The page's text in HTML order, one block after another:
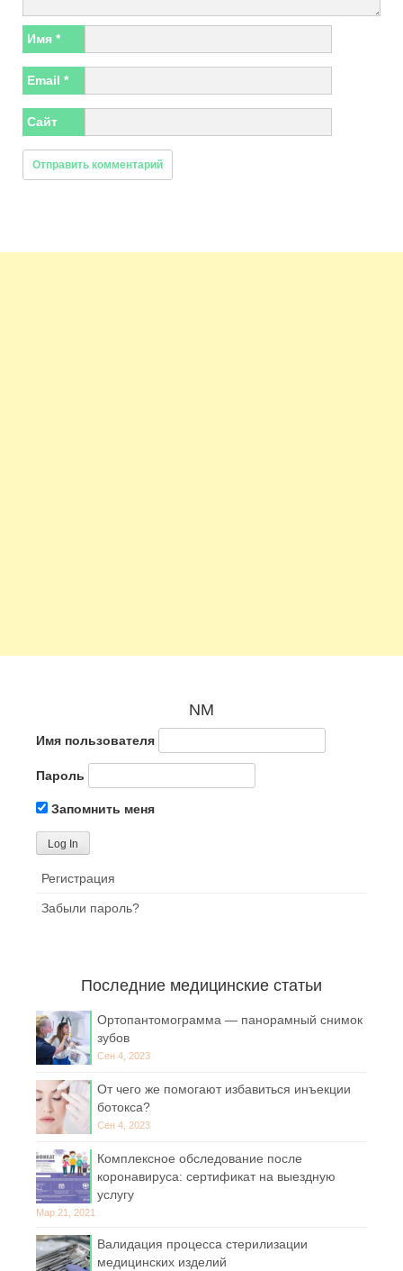
Имя *
Email *
Сайт
NM
Имя пользователя
Пароль
Запомнить меня
Регистрация
Забыли пароль?
Последние медицинские статьи
Ортопантомограмма — панорамный снимок
зубов
Сен 4, 2023
От чего же помогают избавиться инъекции
ботокса?
Сен 4, 2023
Комплексное обследование после
коронавируса: сертификат на выездную
услугу
Мар 21, 2021
Валидация процесса стерилизации
медицинских изделий